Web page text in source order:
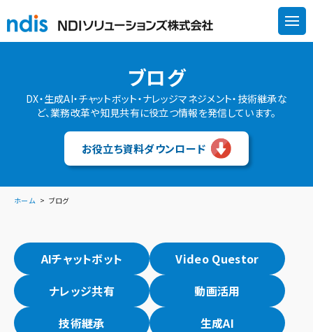
ブログ
DX・生成AI・チャットボット・ナレッジマネジメント・技術継承な
ど、業務改革や知見共有に役立つ情報を発信しています。
お役立ち資料ダウンロード
ホーム ブログ
AIチャットボット
Video Questor
ナレッジ共有
動画活用
技術継承
生成AI